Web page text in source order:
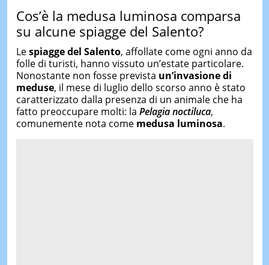
Cos’è la medusa luminosa comparsa
su alcune spiagge del Salento?
Lespiagge del Salento, affollate come ogni anno da
folle di turisti, hanno vissuto un’estate particolare.
Nonostante non fosse prevista un’invasione di
meduse, il mese di luglio dello scorso anno è stato
caratterizzato dalla presenza di un animale che ha
fatto preoccupare molti: la Pelagia noctiluca,
comunemente nota come medusa luminosa.